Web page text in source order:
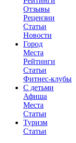
Отзывы
Рецензии
Статьи
Новости
Город
Места
Рейтинги
Статьи
Фитнес-клубы
С детьми
Афиша
Места
Статьи
Туризм
Статьи